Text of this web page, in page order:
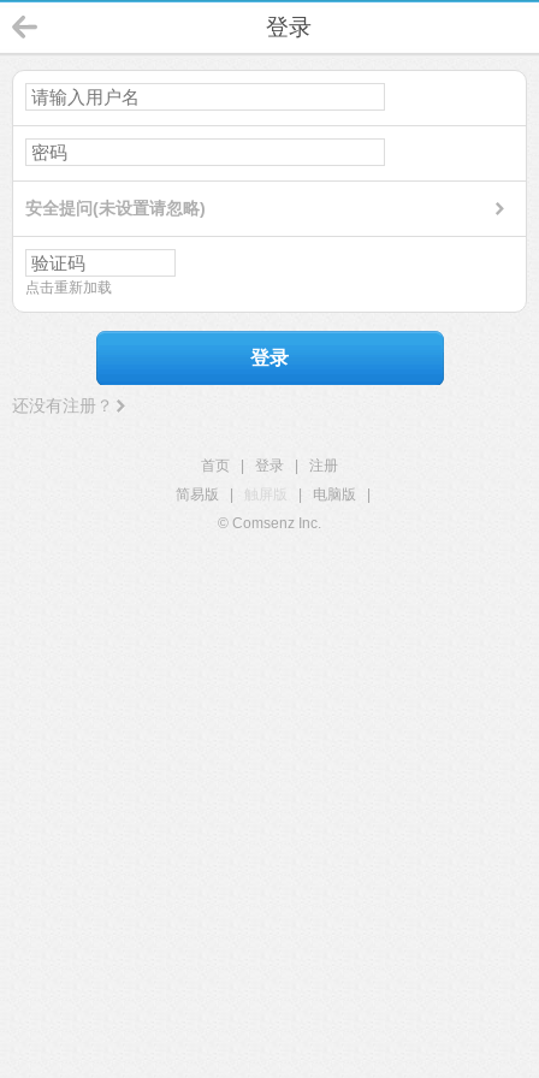
登录
安全提问(未设置请忽略)
点击重新加载
登录
还没有注册？
首页 登录
注册
简易版
触屏版 电脑版
© Comsenz Inc.